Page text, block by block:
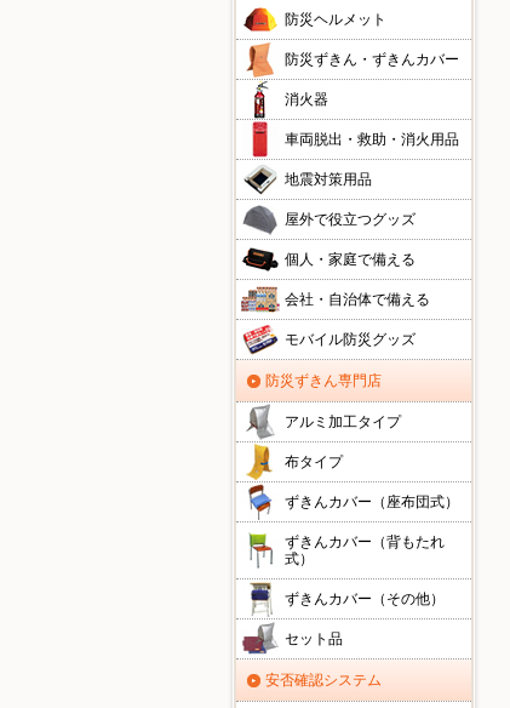
防災ヘルメット
防災ずきん・ずきんカバー
消火器
車両脱出・救助・消火用品
地震対策用品
屋外で役立つグッズ
個人・家庭で備える
会社・自治体で備える
モバイル防災グッズ
防災ずきん専門店
アルミ加工タイプ
布タイプ
ずきんカバー（座布団式）
ずきんカバー（背もたれ
式）
ずきんカバー（その他）
セット品
安否確認システム